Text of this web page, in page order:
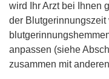
wird Ihr Arzt bei Ihnen
der
anpassen (siehe
zusammen mit